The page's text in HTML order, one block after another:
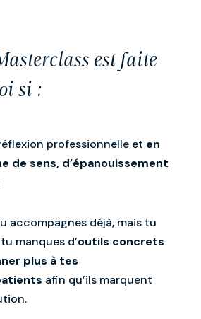
est faite
si :
professionnelle et en
de sens, d’épanouissement
accompagnes déjà, mais tu
manques d’outils concrets
plus à tes
afin qu’ils marquent